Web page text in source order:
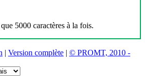
5000 caractères à la fois.
| Version complète | © PROMT, 2010 -